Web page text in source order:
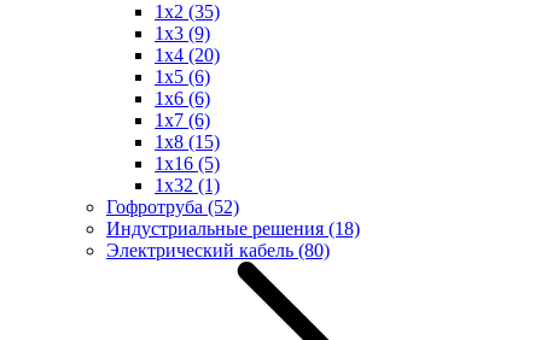
1x2 (35)
1x3 (9)
1x4 (20)
1x5 (6)
1x6 (6)
1x7 (6)
1x8 (15)
1x16 (5)
1x32 (1)
Гофротруба (52)
Индустриальные решения (18)
Электрический кабель (80)